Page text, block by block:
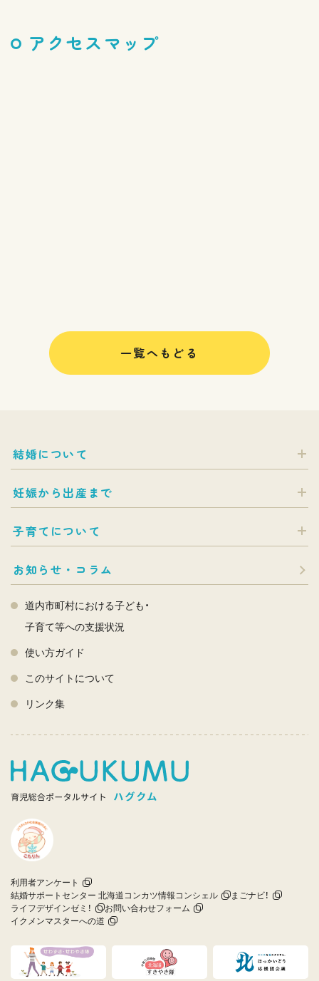
アクセスマップ
一覧へもどる
結婚について
妊娠から出産まで
子育てについて
お知らせ・コラム
道内市町村における子ども・
子育て等への支援状況
使い方ガイド
このサイトについて
リンク集
利用者アンケート
結婚サポートセンター 北海道コンカツ情報コンシェル
まごナビ！
ライフデザインゼミ！
お問い合わせフォーム
イクメンマスターへの道